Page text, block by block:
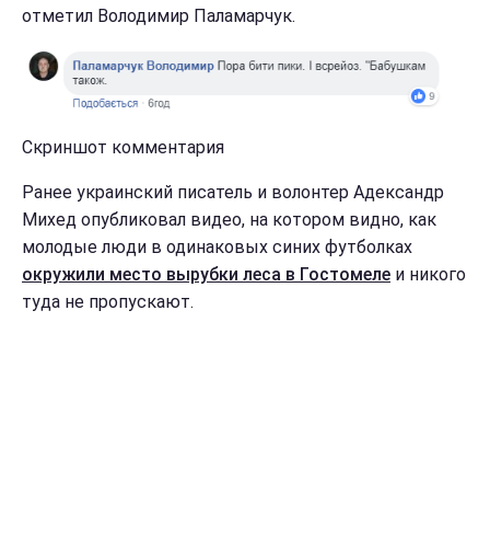
отметил Володимир Паламарчук.
Скриншот комментария
Ранее украинский писатель и волонтер Адександр
Михед опубликовал видео, на котором видно, как
молодые люди в одинаковых синих футболках
окружили место вырубки леса в Гостомеле и никого
туда не пропускают.